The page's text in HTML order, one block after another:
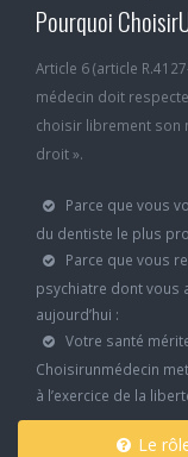
Pourquoi
Article 6 (article
médecin doit
choisir librement son
droit ».
Parce que vous
du dentiste le plus
Parce que vous
psychiatre dont vous
aujourd’hui :
Votre santé
Choisirunmédecin
à l’exercice de la